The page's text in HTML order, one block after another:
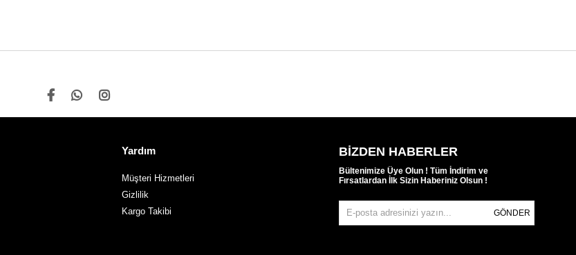
Yardım
Müşteri Hizmetleri
Gizlilik
Kargo Takibi
BIZDEN HABERLER
Bültenimize Üye Olun ! Tüm İndirim ve
Fırsatlardan İlk Sizin Haberiniz Olsun !
GÖNDER